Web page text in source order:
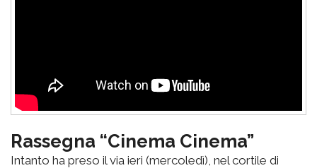
Rassegna “Cinema Cinema”
Intanto ha preso il via ieri (mercoledì), nel cortile di